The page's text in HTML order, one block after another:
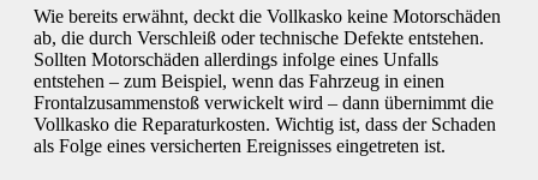
Wie bereits erwähnt, deckt die Vollkasko keine Motorschäden
ab, die durch Verschleiß oder technische Defekte entstehen.
Sollten Motorschäden allerdings infolge eines Unfalls
entstehen – zum Beispiel, wenn das Fahrzeug in einen
Frontalzusammenstoß verwickelt wird – dann übernimmt die
Vollkasko die Reparaturkosten. Wichtig ist, dass der Schaden
als Folge eines versicherten Ereignisses eingetreten ist.